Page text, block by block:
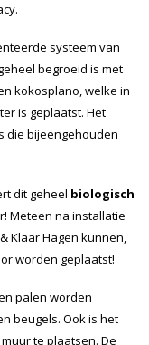
systeem van
begroeid is met
kokosplano, welke in
is geplaatst. Het
die bijeengehouden
dit geheel biologisch
Meteen na installatie
Klaar Hagen kunnen,
worden geplaatst!
palen worden
beugels. Ook is het
te plaatsen. De